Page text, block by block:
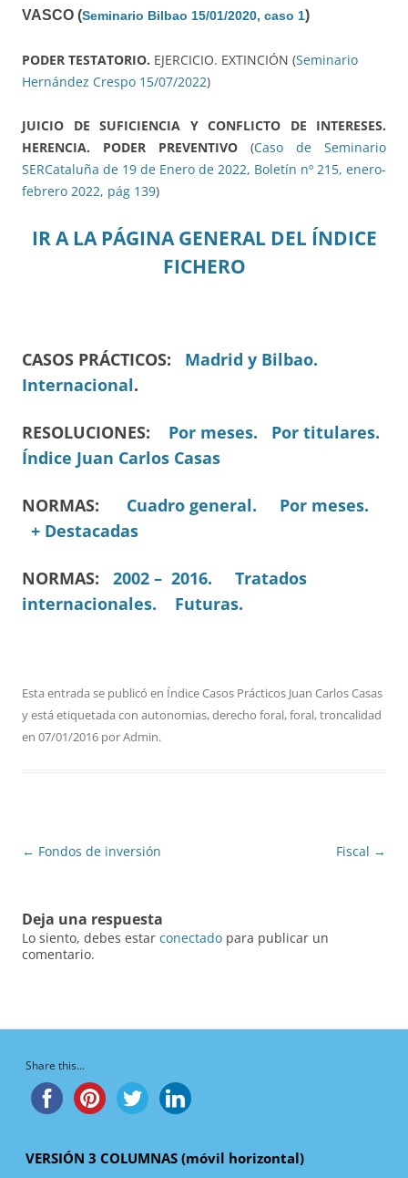
VASCO (Seminario Bilbao 15/01/2020, caso 1)
PODER TESTATORIO. EJERCICIO. EXTINCIÓN (Seminario
Hernández Crespo 15/07/2022)
JUICIO DE SUFICIENCIA Y CONFLICTO DE INTERESES.
HERENCIA. PODER PREVENTIVO (Caso de Seminario
SERCataluña de 19 de Enero de 2022, Boletín nº 215, enero-
febrero 2022, pág 139)
IR A LA PÁGINA GENERAL DEL ÍNDICE
FICHERO
CASOS PRÁCTICOS: Madrid y Bilbao.
Internacional.
RESOLUCIONES: Por meses.
Por titulares.
Índice Juan Carlos Casas
NORMAS: Cuadro general.
Por meses.
+ Destacadas
NORMAS: 2002 – 2016.
Tratados
internacionales.
Futuras.
Esta entrada se publicó en Índice Casos Prácticos Juan Carlos Casas
y está etiquetada con autonomias,derecho foral,foral,troncalidad
en 07/01/2016 porAdmin.
Navegación
← Fondos de inversión Fiscal →
Deja una respuesta
Lo siento, debes estar conectado para publicar un
comentario.
Share this...
VERSIÓN 3 COLUMNAS (móvil horizontal)